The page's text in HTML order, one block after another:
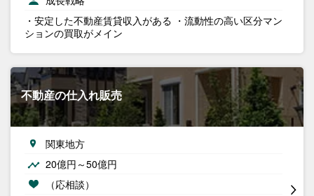
・安定した不動産賃貸収入がある ・流動性の高い区分マン
ションの買取がメイン
不動産の仕入れ販売
関東地方
20億円～50億円
（応相談）